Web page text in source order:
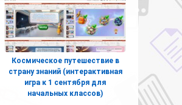
Космическое путешествие в
страну знаний (интерактивная
игра к 1 сентября для
начальных классов)